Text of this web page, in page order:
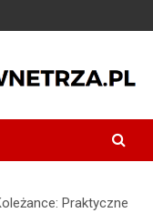
Praktyczne